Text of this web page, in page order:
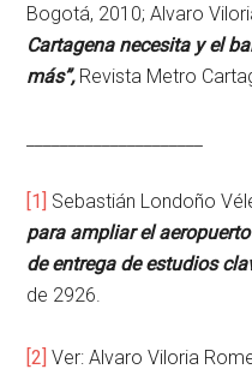
Bogotá, 2010; Alvaro
Cartagena necesita y el
más”,Revista Metro
[1] Sebastián Londoño
para ampliar el
de entrega de estudios
de 2926.
[2] Ver: Alvaro Viloria